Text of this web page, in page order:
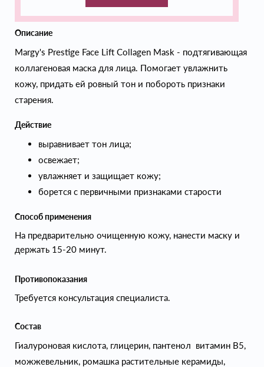
Описание
Margy's Prestige Face Lift Collagen Mask - подтягивающая
коллагеновая маска для лица. Помогает увлажнить
кожу, придать ей ровный тон и побороть признаки
старения.
Действие
выравнивает тон лица;
освежает;
увлажняет и защищает кожу;
борется с первичными признаками старости
Способ применения
На предварительно очищенную кожу, нанести маску и
держать 15-20 минут.
Противопоказания
Требуется консультация специалиста.
Состав
Гиалуроновая кислота, глицерин, пантенол витамин B5,
можжевельник, ромашка растительные керамиды,